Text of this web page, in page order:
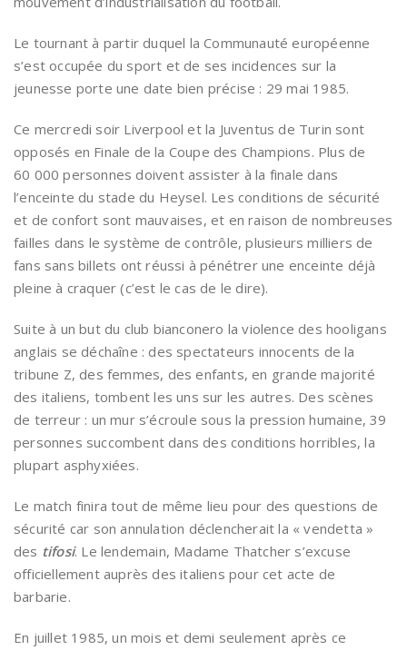
Le tournant à partir duquel la Communauté européenne
s’est occupée du sport et de ses incidences sur la
jeunesse porte une date bien précise : 29 mai 1985.
Ce mercredi soir Liverpool et la Juventus de Turin sont
opposés en Finale de la Coupe des Champions. Plus de
60 000 personnes doivent assister à la finale dans
l’enceinte du stade du Heysel. Les conditions de sécurité
et de confort sont mauvaises, et en raison de nombreuses
failles dans le système de contrôle, plusieurs milliers de
fans sans billets ont réussi à pénétrer une enceinte déjà
pleine à craquer (c’est le cas de le dire).
Suite à un but du club bianconero la violence des hooligans
anglais se déchaîne : des spectateurs innocents de la
tribune Z, des femmes, des enfants, en grande majorité
des italiens, tombent les uns sur les autres. Des scènes
de terreur : un mur s’écroule sous la pression humaine, 39
personnes succombent dans des conditions horribles, la
plupart asphyxiées.
Le match finira tout de même lieu pour des questions de
sécurité car son annulation déclencherait la « vendetta »
des tifosi. Le lendemain, Madame Thatcher s’excuse
officiellement auprès des italiens pour cet acte de
barbarie.
En juillet 1985, un mois et demi seulement après ce